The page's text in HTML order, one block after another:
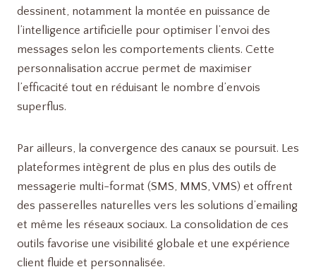
dessinent, notamment la montée en puissance de
l’intelligence artificielle pour optimiser l’envoi des
messages selon les comportements clients. Cette
personnalisation accrue permet de maximiser
l’efficacité tout en réduisant le nombre d’envois
superflus.
Par ailleurs, la convergence des canaux se poursuit. Les
plateformes intègrent de plus en plus des outils de
messagerie multi-format (SMS, MMS, VMS) et offrent
des passerelles naturelles vers les solutions d’emailing
et même les réseaux sociaux. La consolidation de ces
outils favorise une visibilité globale et une expérience
client fluide et personnalisée.